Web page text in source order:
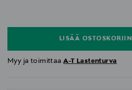
LISÄÄ OSTOSKORIIN
Myy ja toimittaaA-T Lastenturva